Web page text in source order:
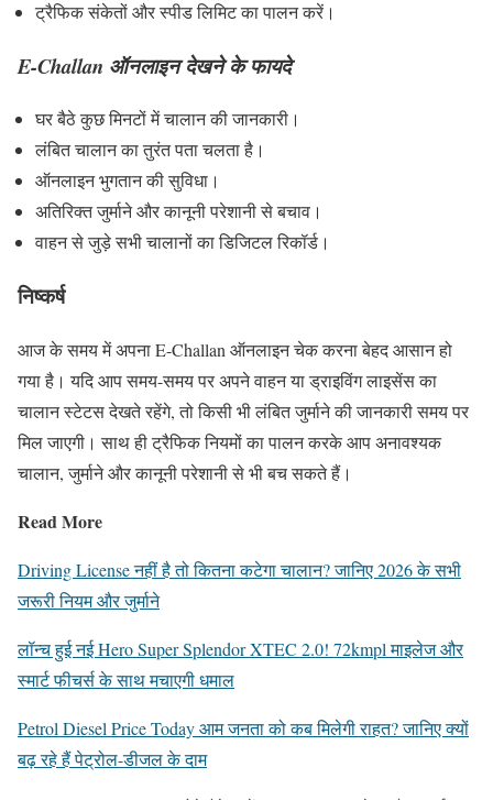
ट्रैफिक संकेतों और स्पीड लिमिट का पालन करें।
E-Challan ऑनलाइन देखने के फायदे
घर बैठे कुछ मिनटों में चालान की जानकारी।
लंबित चालान का तुरंत पता चलता है।
ऑनलाइन भुगतान की सुविधा।
अतिरिक्त जुर्माने और कानूनी परेशानी से बचाव।
वाहन से जुड़े सभी चालानों का डिजिटल रिकॉर्ड।
निष्कर्ष
आज के समय में अपना E-Challan ऑनलाइन चेक करना बेहद आसान हो
गया है। यदि आप समय-समय पर अपने वाहन या ड्राइविंग लाइसेंस का
चालान स्टेटस देखते रहेंगे, तो किसी भी लंबित जुर्माने की जानकारी समय पर
मिल जाएगी। साथ ही ट्रैफिक नियमों का पालन करके आप अनावश्यक
चालान, जुर्माने और कानूनी परेशानी से भी बच सकते हैं।
Read More
Driving License नहीं है तो कितना कटेगा चालान? जानिए 2026 के सभी
जरूरी नियम और जुर्माने
लॉन्च हुई नई Hero Super Splendor XTEC 2.0! 72kmpl माइलेज और
स्मार्ट फीचर्स के साथ मचाएगी धमाल
Petrol Diesel Price Today आम जनता को कब मिलेगी राहत? जानिए क्यों
बढ़ रहे हैं पेट्रोल-डीजल के दाम